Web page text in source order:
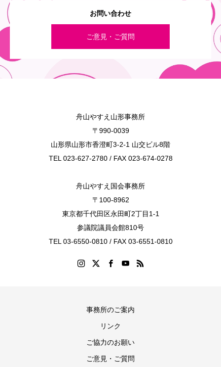
お問い合わせ
ご意見・ご質問
舟山やすえ山形事務所
〒990-0039
山形県山形市香澄町3-2-1 山交ビル8階
TEL 023-627-2780 / FAX 023-674-0278
舟山やすえ国会事務所
〒100-8962
東京都千代田区永田町2丁目1-1
参議院議員会館810号
TEL 03-6550-0810 / FAX 03-6551-0810
事務所のご案内
リンク
ご協力のお願い
ご意見・ご質問